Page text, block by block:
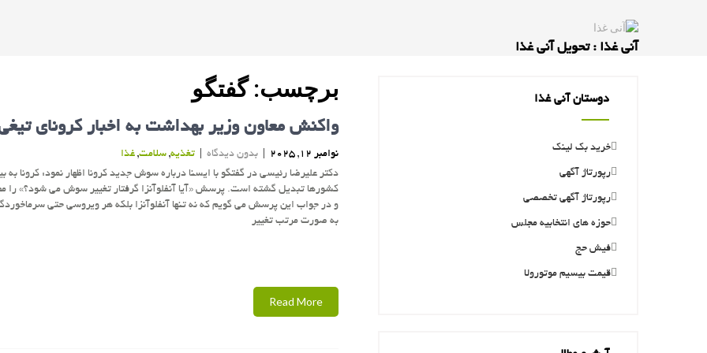
آنی غذا : تحویل آنی غذا
برچسب:گفتگو
واکنش معاون وزیر بهداشت به اخبار کرونای
نوامبر 12, 2025 بدون دیدگاه تغذیه, سلامت, غذا
دکتر علیرضا رئیسی در گفتگو با ایسنا درباره سوش جدید کرونا اظهار نمود: کرونا به
کشورها تبدیل گشته است. پرسش «آیا آنفلوآنزا گرفتار تغییر سوش می شود؟» را
و در جواب این پرسش می گویم که نه تنها آنفلوآنزا بلکه هر ویروسی حتی
به صورت مرتب تغییر
Read More
دوستان آنی غذا
خرید بک لینک
رپورتاژ آگهی
رپورتاژ آگهی تخصصی
حوزه های انتخابیه مجلس
فیش حج
قیمت بیسیم موتورولا